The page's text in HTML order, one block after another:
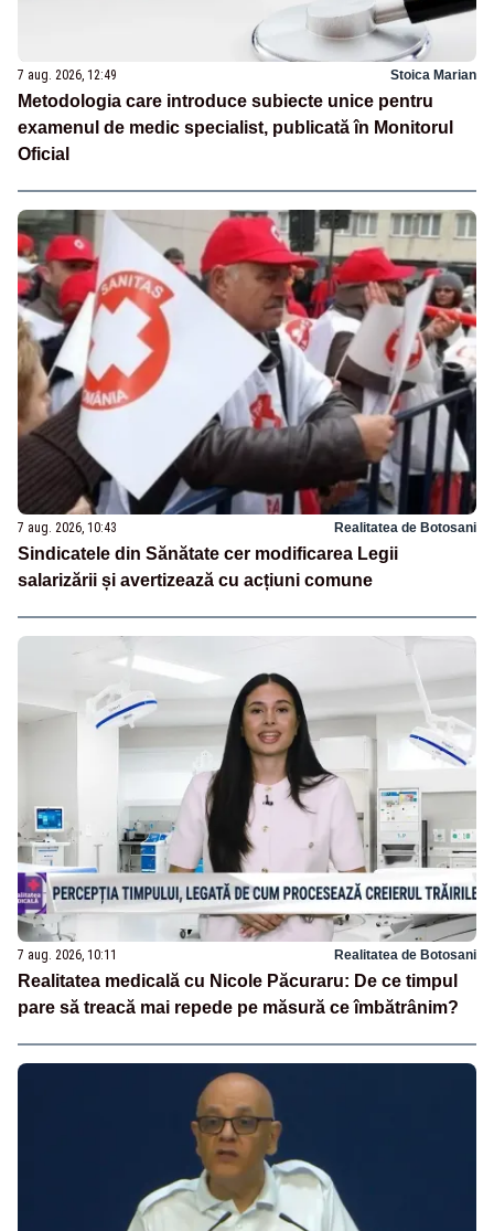
7 aug. 2026, 12:49 Stoica Marian
Metodologia care introduce subiecte unice pentru
examenul de medic specialist, publicată în Monitorul
Oficial
7 aug. 2026, 10:43 Realitatea de Botosani
Sindicatele din Sănătate cer modificarea Legii
salarizării și avertizează cu acțiuni comune
7 aug. 2026, 10:11 Realitatea de Botosani
Realitatea medicală cu Nicole Păcuraru: De ce timpul
pare să treacă mai repede pe măsură ce îmbătrânim?